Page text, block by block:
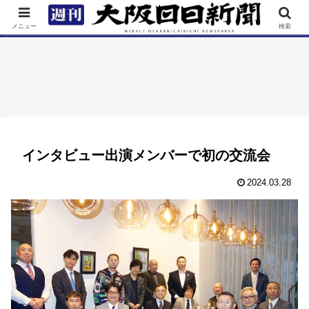
TOP 特集 ニュース 連載 街ネタ イベント
インタビュー出演メンバーで初の交流会
2024.03.28
メニュー 検索